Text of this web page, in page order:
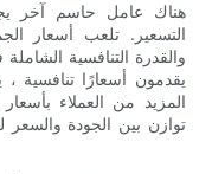
هناك عامل حاسم آخر
التسعير. تلعب أسعار
والقدرة التنافسية
يقدمون أسعارًا تنافسية
المزيد من العملاء
توازن بين الجودة والسعر